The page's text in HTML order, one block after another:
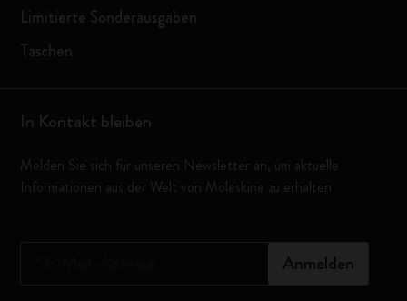
Limitierte Sonderausgaben
Taschen
In Kontakt bleiben
Melden Sie sich für unseren Newsletter an, um aktuelle
Informationen aus der Welt von Moleskine zu erhalten
Anmelden